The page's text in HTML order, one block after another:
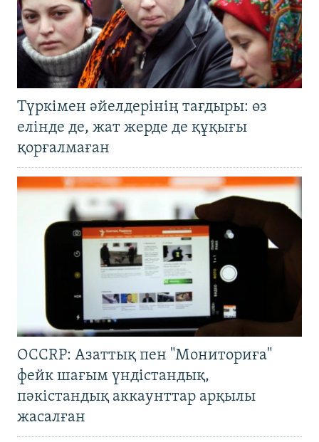
Түркімен әйелдерінің тағдыры: өз
елінде де, жат жерде де құқығы
қорғалмаған
OCCRP: Азаттық пен "Мониториға"
фейк шағым үндістандық,
пәкістандық аккаунттар арқылы
жасалған